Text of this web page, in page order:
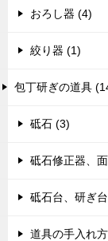
おろし器 (4)
絞り器 (1)
包丁研ぎの道具
砥石 (3)
砥石修正器、
砥石台、研ぎ
道具の手入れ